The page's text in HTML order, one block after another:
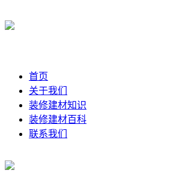
首页
关于我们
装修建材知识
装修建材百科
联系我们